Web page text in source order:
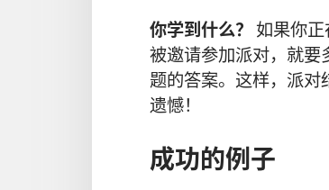
你学到什么？ 如果你
被邀请参加派对，就
题的答案。这样，派
遗憾！
成功的例子